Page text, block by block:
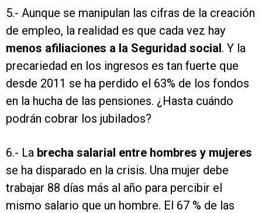
5.- Aunque se manipulan las cifras de la creación
de empleo, la realidad es que cada vez hay
menos afiliaciones a la Seguridad social. Y la
precariedad en los ingresos es tan fuerte que
desde 2011 se ha perdido el 63% de los fondos
en la hucha de las pensiones. ¿Hasta cuándo
podrán cobrar los jubilados?
6.- La brecha salarial entre hombres y mujeres
se ha disparado en la crisis. Una mujer debe
trabajar 88 días más al año para percibir el
mismo salario que un hombre. El 67 % de las